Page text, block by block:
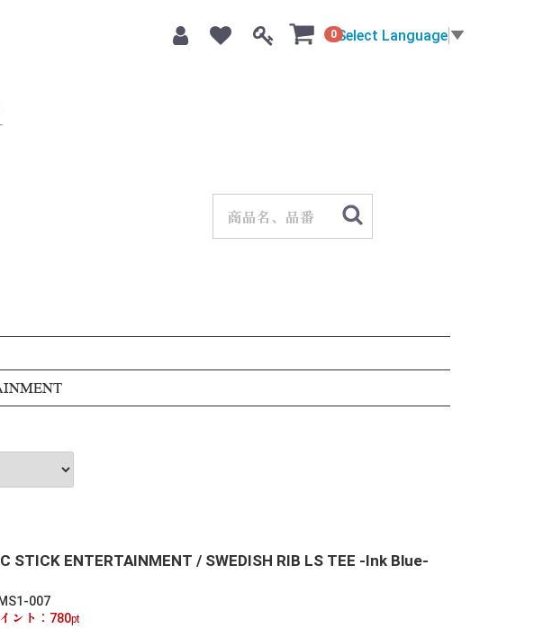
0 Select Language ▼
STICK ENTERTAINMENT / SWEDISH RIB LS TEE -Ink Blue-
007
ント： 780pt